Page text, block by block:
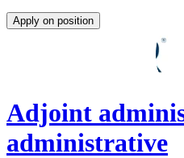
Apply on position
Adjoint
administrative